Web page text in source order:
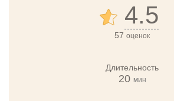
4.5
57 оценок
Длительность
20 мин